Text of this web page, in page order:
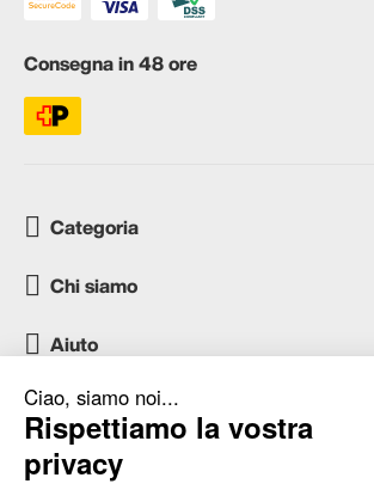
Consegna in 48 ore
Categoria
Chi siamo
Aiuto
Servizio clienti
occasion.migros.mobile@recommerce.com